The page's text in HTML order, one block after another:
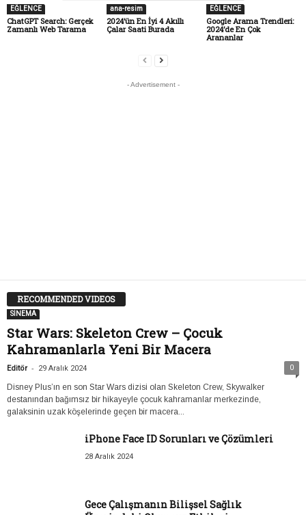
EĞLENCE
ChatGPT Search: Gerçek
Zamanlı Web Tarama
ana-resim
2024’ün En İyi 4 Akıllı
Çalar Saati Burada
EĞLENCE
Google Arama Trendleri:
2024’de En Çok
Arananlar
- Advertisement -
RECOMMENDED VIDEOS
SİNEMA
Star Wars: Skeleton Crew – Çocuk
Kahramanlarla Yeni Bir Macera
Editör - 29 Aralık 2024 0
Disney Plus’ın en son Star Wars dizisi olan Skeleton Crew, Skywalker
destanından bağımsız bir hikayeyle çocuk kahramanlar merkezinde,
galaksinin uzak köşelerinde geçen bir macera...
iPhone Face ID Sorunları ve Çözümleri
28 Aralık 2024
Gece Çalışmanın Bilişsel Sağlık